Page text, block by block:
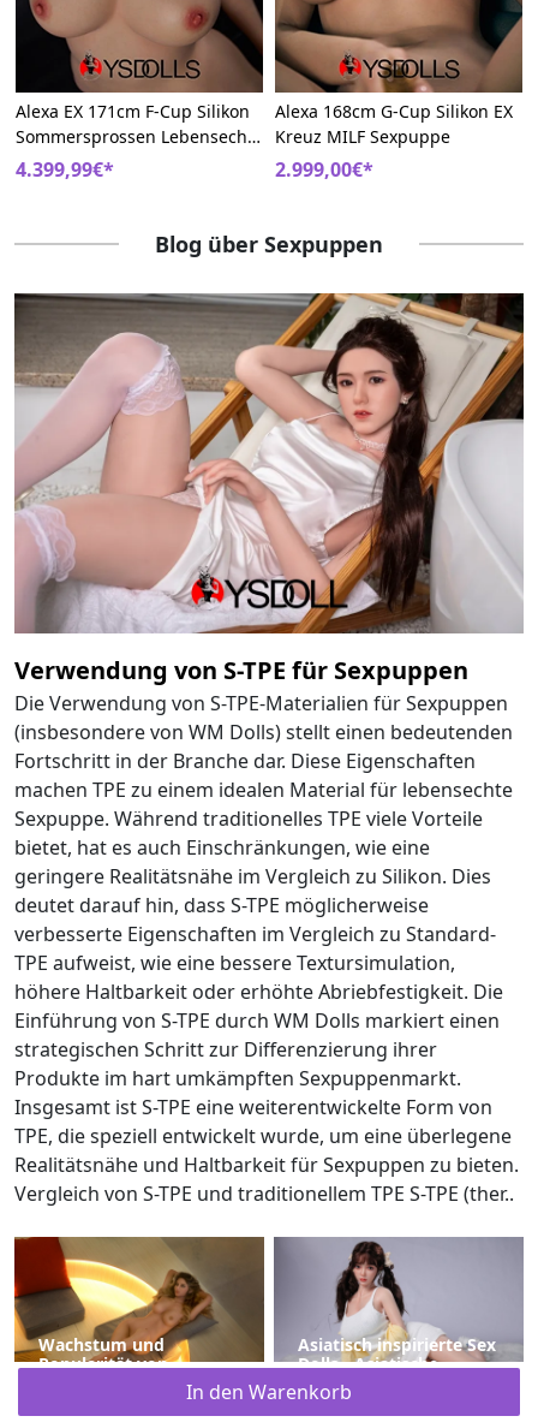
In den Warenkorb
Alexa EX 171cm F-Cup Silikon
Sommersprossen Lebensechte
Sexpuppen
4.399,99€*
Alexa 168cm G-Cup Silikon EX
Kreuz MILF Sexpuppe
2.999,00€*
Blog über Sexpuppen
Verwendung von S-TPE für Sexpuppen
Die Verwendung von S-TPE-Materialien für Sexpuppen
(insbesondere von WM Dolls) stellt einen bedeutenden
Fortschritt in der Branche dar. Diese Eigenschaften
machen TPE zu einem idealen Material für lebensechte
Sexpuppe. Während traditionelles TPE viele Vorteile
bietet, hat es auch Einschränkungen, wie eine
geringere Realitätsnähe im Vergleich zu Silikon. Dies
deutet darauf hin, dass S-TPE möglicherweise
verbesserte Eigenschaften im Vergleich zu Standard-
TPE aufweist, wie eine bessere Textursimulation,
höhere Haltbarkeit oder erhöhte Abriebfestigkeit. Die
Einführung von S-TPE durch WM Dolls markiert einen
strategischen Schritt zur Differenzierung ihrer
Produkte im hart umkämpften Sexpuppenmarkt.
Insgesamt ist S-TPE eine weiterentwickelte Form von
TPE, die speziell entwickelt wurde, um eine überlegene
Realitätsnähe und Haltbarkeit für Sexpuppen zu bieten.
Vergleich von S-TPE und traditionellem TPE S-TPE (ther..
Wachstum und
Popularität von
aufstrebende Branche
Asiatisch inspirierte Sex
Dolls - Asiatische
Sexpuppe